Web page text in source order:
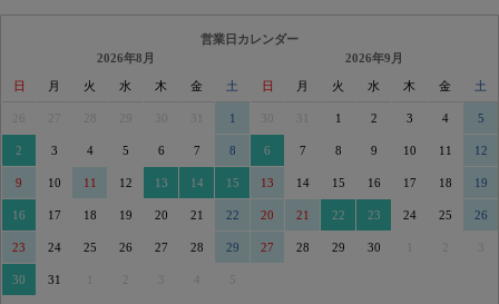
営業日カレンダー
2026年8月
日 月 火 水 木 金 土
29 30 31 1
2 3 4 5 6 7 8
9 10 11 12 13 14 15
16 17 18 19 20 21 22
23 24 25 26 27 28 29
30 31 3 5
2026年9月
日 月 火 水 木 金 土
30 31 1 2 3 4 5
6 7 8 9 10 11 12
13 14 15 16 17 18 19
20 21 22 23 24 25 26
27 28 29 30 3